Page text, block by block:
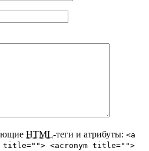
HTML-теги и атрибуты: <a
<acronym title="">